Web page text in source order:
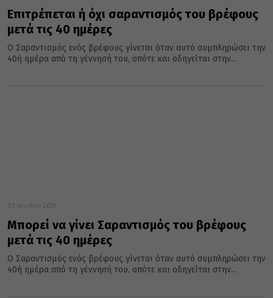
Επιτρέπεται ή όχι σαραντισμός του βρέφους
μετά τις 40 ημέρες
Ο Σαραντισμός ενός βρέφους γίνεται όταν αυτό συμπληρώσει την
40ή ημέρα από τη γέννησή του, οπότε και οδηγείται στην...
03 Ιουνίου 2019
Μπορεί να γίνει Σαραντισμός του βρέφους
μετά τις 40 ημέρες
Ο Σαραντισμός ενός βρέφους γίνεται όταν αυτό συμπληρώσει την
40ή ημέρα από τη γέννησή του, οπότε και οδηγείται στην...